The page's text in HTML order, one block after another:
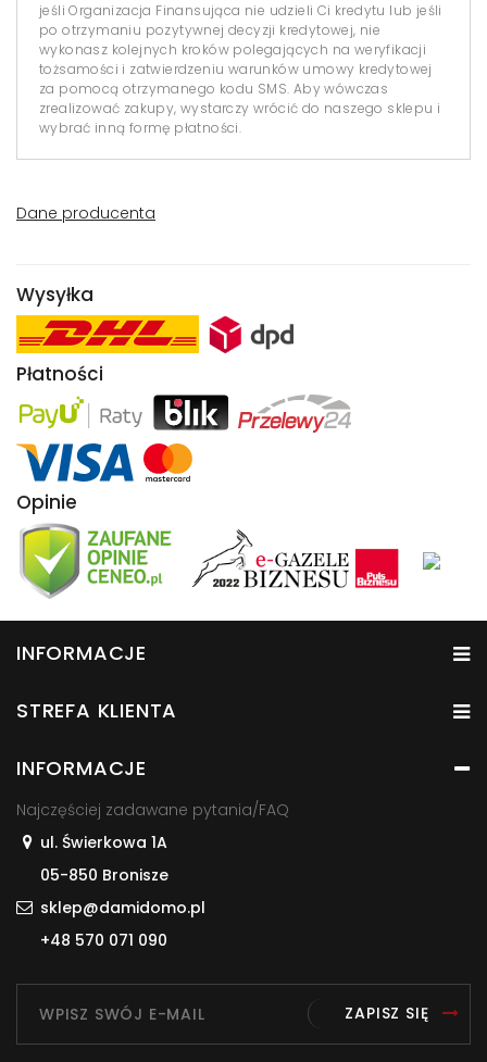
jeśli Organizacja Finansująca nie udzieli Ci kredytu lub jeśli
po otrzymaniu pozytywnej decyzji kredytowej, nie
wykonasz kolejnych kroków polegających na weryfikacji
tożsamości i zatwierdzeniu warunków umowy kredytowej
za pomocą otrzymanego kodu SMS. Aby wówczas
zrealizować zakupy, wystarczy wrócić do naszego sklepu i
wybrać inną formę płatności.
Dane producenta
Wysyłka
Płatności
Opinie
INFORMACJE
STREFA KLIENTA
INFORMACJE
Najczęściej zadawane pytania/FAQ
ul. Świerkowa 1A
05-850 Bronisze
sklep@damidomo.pl
+48 570 071 090
ZAPISZ SIĘ